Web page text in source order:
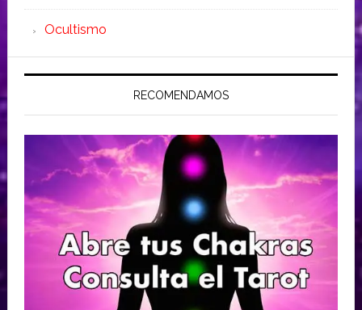
Ocultismo
RECOMENDAMOS